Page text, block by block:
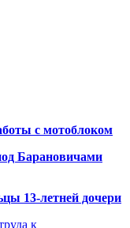
с мотоблоком
Барановичами
13-летней дочери
к